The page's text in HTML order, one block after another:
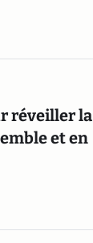
réveiller la
et en